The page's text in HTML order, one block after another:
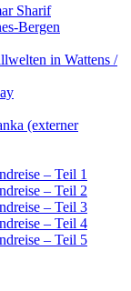
Sharif
Bergen
in Wattens /
(externer
– Teil 1
– Teil 2
– Teil 3
– Teil 4
– Teil 5